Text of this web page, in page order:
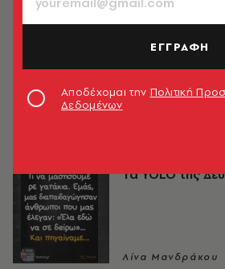
CELEBRITIES
H Τζενεβιέβ
φωτογράφιση
Newsroom
Τα YOLO της
Λίνα Μανδράκου
ΕΓΓΡΑΦΗ
Αποδέχομαι την Πολιτική
Δεδομένων